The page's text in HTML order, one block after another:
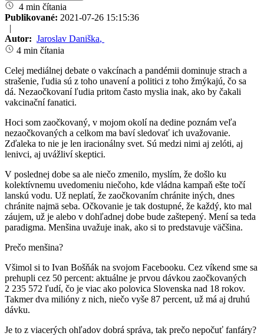
4 min čítania
Publikované: 2021-07-26 15:15:36
|
Autor: Jaroslav Daniška,
4 min čítania
Celej mediálnej debate o vakcínach a pandémii dominuje strach a
strašenie, ľudia sú z toho unavení a politici z toho žmýkajú, čo sa
dá. Nezaočkovaní ľudia pritom často myslia inak, ako by čakali
vakcinační fanatici.
Hoci som zaočkovaný, v mojom okolí na dedine poznám veľa
nezaočkovaných a celkom ma baví sledovať ich uvažovanie.
Zďaleka to nie je len iracionálny svet. Sú medzi nimi aj zelóti, aj
lenivci, aj uvážliví skeptici.
V poslednej dobe sa ale niečo zmenilo, myslím, že došlo ku
kolektívnemu uvedomeniu niečoho, kde vládna kampaň ešte točí
lanskú vodu. Už neplatí, že zaočkovaním chránite iných, dnes
chránite najmä seba. Očkovanie je tak dostupné, že každý, kto mal
záujem, už je alebo v dohľadnej dobe bude zaštepený. Mení sa teda
paradigma. Menšina uvažuje inak, ako si to predstavuje väčšina.
Prečo menšina?
Všimol si to Ivan Bošňák na svojom Facebooku. Cez víkend sme sa
prehupli cez 50 percent: aktuálne je prvou dávkou zaočkovaných
2 235 572 ľudí, čo je viac ako polovica Slovenska nad 18 rokov.
Takmer dva milióny z nich, niečo vyše 87 percent, už má aj druhú
dávku.
Je to z viacerých ohľadov dobrá správa, tak prečo nepočuť fanfáry?